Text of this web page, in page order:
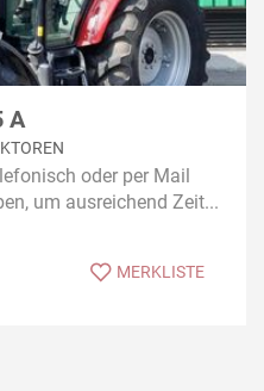
A
oder per Mail
um ausreichend Zeit...
MERKLISTE